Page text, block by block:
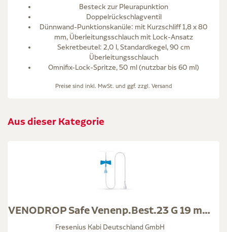
Besteck zur Pleurapunktion
Doppelrückschlagventil
Dünnwand-Punktionskanüle: mit Kurzschliff 1,8 x 80
mm, Überleitungsschlauch mit Lock-Ansatz
Sekretbeutel: 2,0 l, Standardkegel, 90 cm
Überleitungsschlauch
Omnifix-Lock-Spritze, 50 ml (nutzbar bis 60 ml)
Preise sind inkl. MwSt. und ggf. zzgl. Versand
Aus dieser Kategorie
VENODROP Safe Venenp.Best.23 G 19 mm blau DEHP-fr.
Fresenius Kabi Deutschland GmbH